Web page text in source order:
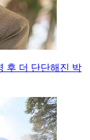
후 더 단단해진 박